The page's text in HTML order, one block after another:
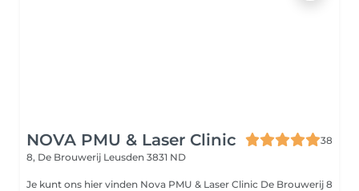
NOVA PMU & Laser Clinic
38
8, De Brouwerij Leusden 3831 ND
Je kunt ons hier vinden Nova PMU & Laser Clinic De Brouwerij 8